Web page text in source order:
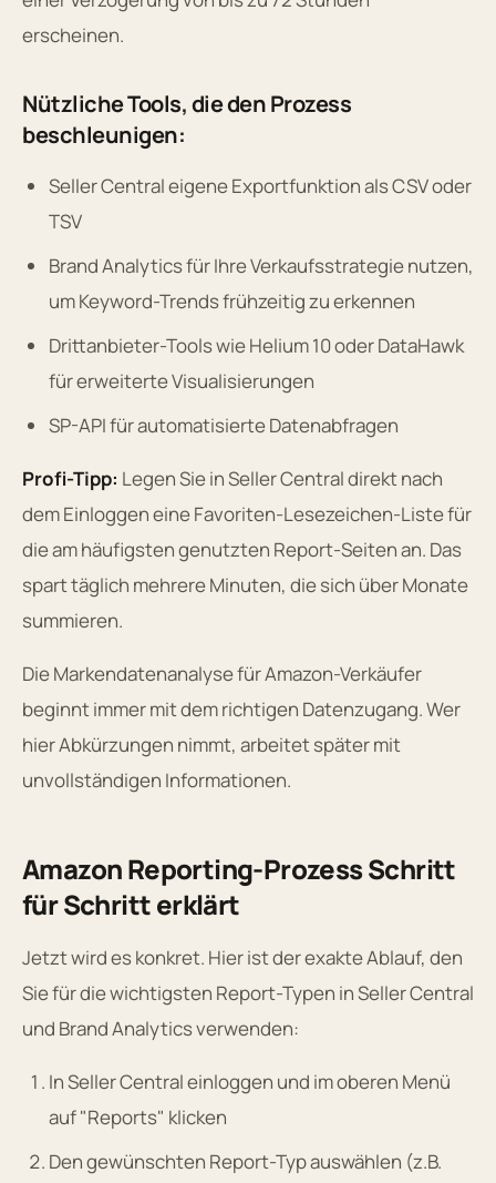
erscheinen.
Nützliche Tools, die den Prozess
beschleunigen:
Seller Central eigene Exportfunktion als CSV oder
TSV
Brand Analytics für Ihre Verkaufsstrategie nutzen,
um Keyword-Trends frühzeitig zu erkennen
Drittanbieter-Tools wie Helium 10 oder DataHawk
für erweiterte Visualisierungen
SP-API für automatisierte Datenabfragen
Profi-Tipp: Legen Sie in Seller Central direkt nach
dem Einloggen eine Favoriten-Lesezeichen-Liste für
die am häufigsten genutzten Report-Seiten an. Das
spart täglich mehrere Minuten, die sich über Monate
summieren.
Die Markendatenanalyse für Amazon-Verkäufer
beginnt immer mit dem richtigen Datenzugang. Wer
hier Abkürzungen nimmt, arbeitet später mit
unvollständigen Informationen.
Amazon Reporting-Prozess Schritt
für Schritt erklärt
Jetzt wird es konkret. Hier ist der exakte Ablauf, den
Sie für die wichtigsten Report-Typen in Seller Central
und Brand Analytics verwenden:
In Seller Central einloggen und im oberen Menü
auf "Reports" klicken
Den gewünschten Report-Typ auswählen (z.B.